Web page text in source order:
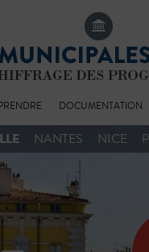
DOCUMENTATION
NANTES NICE